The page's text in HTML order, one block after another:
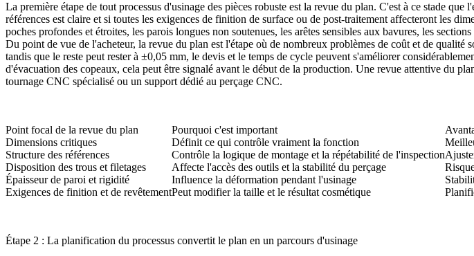
La première étape de tout processus d'usinage des pièces robuste est la revue du plan. C'est à ce stade
références est claire et si toutes les exigences de finition de surface ou de post-traitement affecteront les
poches profondes et étroites, les parois longues non soutenues, les arêtes sensibles aux bavures, les
Du point de vue de l'acheteur, la revue du plan est l'étape où de nombreux problèmes de coût et de
tandis que le reste peut rester à ±0,05 mm, le devis et le temps de cycle peuvent s'améliorer
d'évacuation des copeaux, cela peut être signalé avant le début de la production. Une revue attentive du
tournage CNC spécialisé ou un support dédié au perçage CNC.
Point focal de la revue du plan Pourquoi c'est important
Dimensions critiques
Définit ce qui contrôle vraiment la fonction
Structure des références
Contrôle la logique de montage et la répétabilité de l'inspection
Disposition des trous et filetages
Affecte l'accès des outils et la stabilité du perçage
Épaisseur de paroi et rigidité
Influence la déformation pendant l'usinage
Exigences de finition et de revêtementPeut modifier la taille et le résultat cosmétique
Étape 2 : La planification du processus convertit le plan en un parcours d'usinage